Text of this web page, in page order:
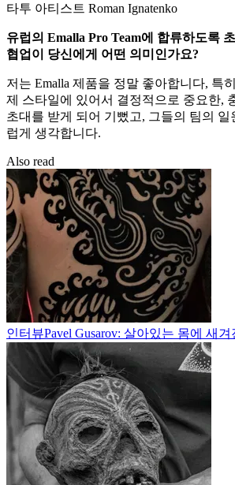
타투 아티스트 Roman Ignatenko
유럽의 Emalla Pro Team에 합류하도록
협업이 당신에게 어떤 의미인가요?
저는 Emalla 제품을 정말 좋아합니다, 특
제 스타일에 있어서 결정적으로 중요한,
초대를 받게 되어 기뻤고, 그들의 팀의 일
럽게 생각합니다.
Also read
인터뷰Pavel Gusarov: 살아있는 몸에 새